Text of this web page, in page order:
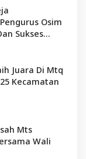
Osim
Sukses
2025/2026
Juara Di Mtq
Kecamatan
Mts
Wali